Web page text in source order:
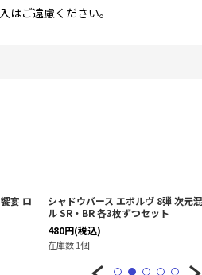
ご遠慮ください。
宴 ロ
シャドウバース エボルヴ 8弾 次元
ル SR・BR 各3枚ずつセット
480円(税込)
在庫数 1個